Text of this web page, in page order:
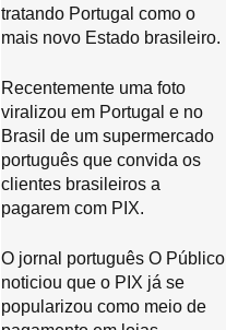
tratando Portugal como o
mais novo Estado brasileiro.
Recentemente uma foto
viralizou em Portugal e no
Brasil de um supermercado
português que convida os
clientes brasileiros a
pagarem com PIX.
O jornal português O Público
noticiou que o PIX já se
popularizou como meio de